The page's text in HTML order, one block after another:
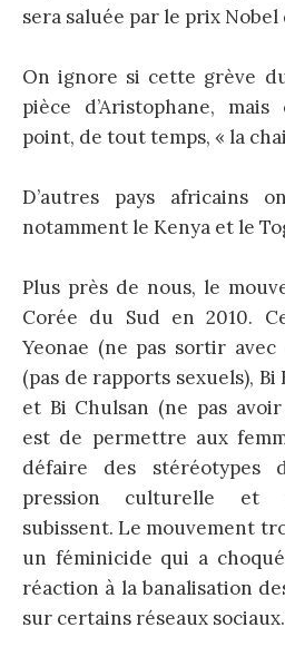
sera saluée par le prix Nobel
On ignore si cette grève
pièce d’Aristophane,
point, de tout temps, « la
D’autres pays africains
notamment le Kenya et le
Plus près de nous, le
Corée du Sud en 2010.
Yeonae (ne pas sortir avec
(pas de rapports sexuels), Bi
et Bi Chulsan (ne pas avoir
est de permettre aux
défaire des
pression culturelle et
subissent. Le mouvement
un féminicide qui a
réaction à la banalisation
sur certains réseaux sociaux.